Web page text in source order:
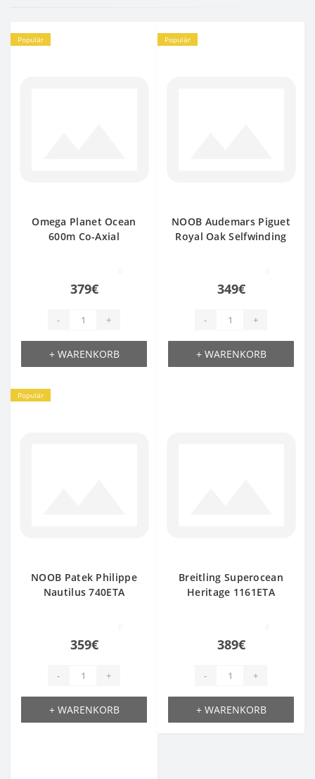
Populär
Omega Planet Ocean
600m Co-Axial
379€
- +
+ WARENKORB
Populär
NOOB Audemars Piguet
Royal Oak Selfwinding
349€
- +
+ WARENKORB
Populär
NOOB Patek Philippe
Nautilus 740ETA
359€
- +
+ WARENKORB
Breitling Superocean
Heritage 1161ETA
389€
- +
+ WARENKORB